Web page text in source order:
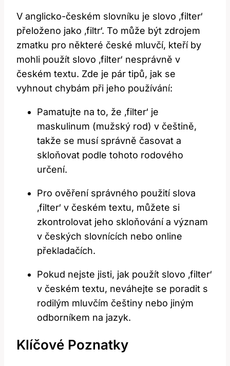
V anglicko-českém slovníku je slovo ‚filter‘
přeloženo jako ‚filtr‘. To může být zdrojem
zmatku pro některé české mluvčí, kteří by
mohli použít slovo ‚filter‘ nesprávně v
českém textu. Zde je pár tipů, jak se
vyhnout chybám při jeho používání:
Pamatujte na to, že ‚filter‘ je
maskulinum (mužský rod) v češtině,
takže se musí správně časovat a
skloňovat podle tohoto rodového
určení.
Pro ověření správného použití slova
‚filter‘ v českém textu, můžete si
zkontrolovat jeho skloňování a význam
v českých slovnících nebo online
překladačích.
Pokud nejste jisti, jak použít slovo ‚filter‘
v českém textu, neváhejte se poradit s
rodilým mluvčím češtiny nebo jiným
odborníkem na jazyk.
Klíčové Poznatky